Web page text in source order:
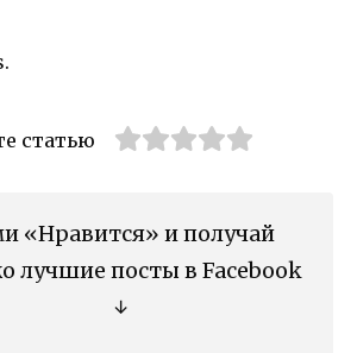
статью
«Нравится» и получай
лучшие посты в Facebook
↓